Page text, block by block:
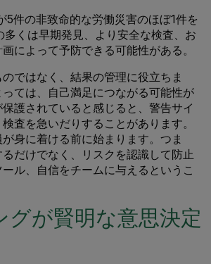
5件の非致命的な労働災害のほぼ1件を
多くは早期発見、より安全な検査、お
によって予防できる可能性がある。
ではなく、結果の管理に役立ちま
ては、自己満足につながる可能性が
護されていると感じると、警告サイ
査を急いだりすることがあります。
身に着ける前に始まります。つま
だけでなく、リスクを認識して防止
ル、自信をチームに与えるというこ
グが賢明な意思決定